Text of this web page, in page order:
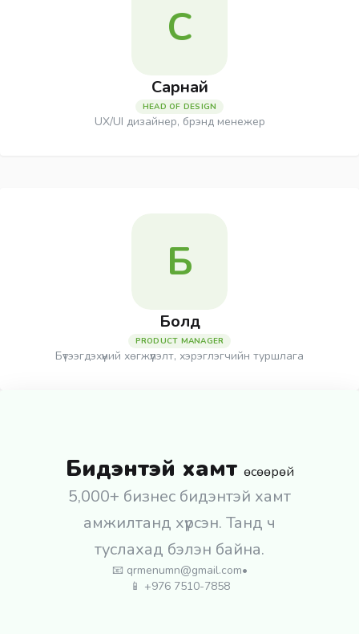
С
Сарнай
HEAD OF DESIGN
UX/UI дизайнер, брэнд менежер
Б
Болд
PRODUCT MANAGER
Бүтээгдэхүүний хөгжүүлэлт, хэрэглэгчийн туршлага
Бидэнтэй хамт өсөөрөй
5,000+ бизнес бидэнтэй хамт
амжилтанд хүрсэн. Танд ч
туслахад бэлэн байна.
📧 qrmenumn@gmail.com•
📱 +976 7510-7858